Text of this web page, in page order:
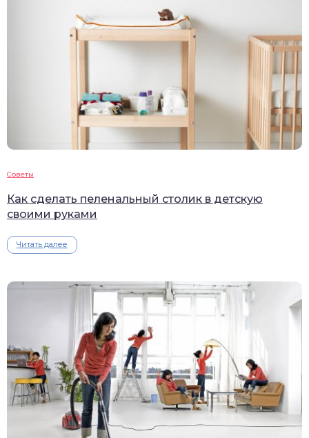
Советы
Как сделать пеленальный столик в детскую
своими руками
Читать далее